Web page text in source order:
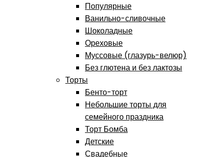
Популярные
Ванильно-сливочные
Шоколадные
Ореховые
Муссовые (глазурь-велюр)
Без глютена и без лактозы
Торты
Бенто-торт
Небольшие торты для
семейного праздника
Торт Бомба
Детские
Свадебные